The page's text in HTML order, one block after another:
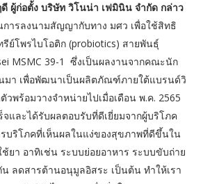
ผู้ก่อตั้ง บริษัท วิโนน่า เฟมินิน จำกัด กล่าว
การลงนามสัญญากับทาง มศว เพื่อใช้สิทธิ
ย์โพรไบโอติก (probiotics) สายพันธุ์
MSMC 39-1 ซึ่งเป็นผลงานจากคณะนัก
มา เพื่อพัฒนาเป็นผลิตภัณฑ์ภายใต้แบรนด์วิ
พร้อมวางจำหน่ายไปเมื่อเดือน พ.ค. 2565
และได้รับผลตอบรับที่ดีเยี่ยมจากผู้บริโภค
รบริโภคที่เห็นผลในแง่ของสุขภาพที่ดีขึ้นใน
ยา อาทิเช่น ระบบย่อยอาหาร ระบบขับถ่าย
ลดสารต้านอนุมูลอิสระ เป็นต้น ทำให้เรา